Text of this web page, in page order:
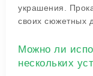
украшения.
своих сюжетных
Можно ли
нескольких